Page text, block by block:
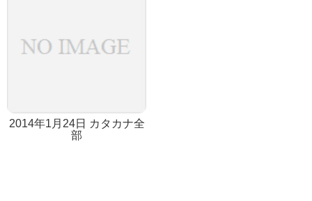
2014年1月24日 カタカナ全
部